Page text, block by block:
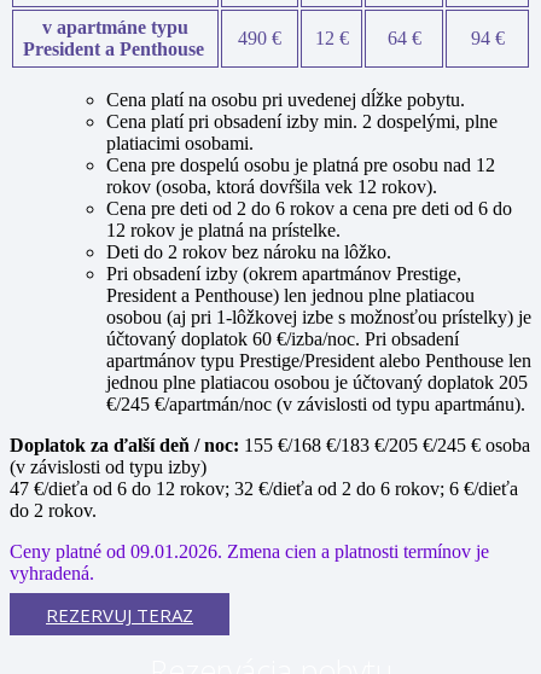
v apartmáne typu
President a Penthouse
490 € 12 € 64 € 94 €
Cena platí na osobu pri uvedenej dĺžke pobytu.
Cena platí pri obsadení izby min. 2 dospelými, plne
platiacimi osobami.
Cena pre dospelú osobu je platná pre osobu nad 12
rokov (osoba, ktorá dovŕšila vek 12 rokov).
Cena pre deti od 2 do 6 rokov a cena pre deti od 6 do
12 rokov je platná na prístelke.
Deti do 2 rokov bez nároku na lôžko.
Pri obsadení izby (okrem apartmánov Prestige,
President a Penthouse) len jednou plne platiacou
osobou (aj pri 1-lôžkovej izbe s možnosťou prístelky) je
účtovaný doplatok 60 €/izba/noc. Pri obsadení
apartmánov typu Prestige/President alebo Penthouse len
jednou plne platiacou osobou je účtovaný doplatok 205
€/245 €/apartmán/noc (v závislosti od typu apartmánu).
Doplatok za ďalší deň / noc: 155 €/168 €/183 €/205 €/245 € osoba
(v závislosti od typu izby)
47 €/dieťa od 6 do 12 rokov; 32 €/dieťa od 2 do 6 rokov; 6 €/dieťa
do 2 rokov.
Ceny platné od 09.01.2026. Zmena cien a platnosti termínov je
vyhradená.
REZERVUJ TERAZ